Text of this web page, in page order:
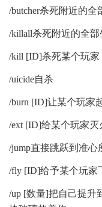
/butcher杀死附近的全
/killall杀死附近的全
/kill [ID]杀死某个玩家
/uicide自杀
/burn [ID]让某个玩家
/ext [ID]给某个玩家灭
/jump直接跳跃到准心
/fly [ID]给予某个玩家
/up [数量]把自己提升